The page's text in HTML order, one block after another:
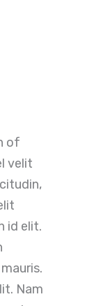
of
velit
id elit.
Nam